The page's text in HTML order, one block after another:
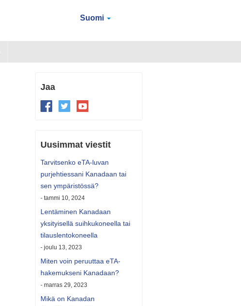
Suomi
Jaa
Uusimmat viestit
Tarvitsenko eTA-luvan
purjehtiessani Kanadaan tai
sen ympäristössä?
- tammi 10, 2024
Lentäminen Kanadaan
yksityisellä suihkukoneella tai
tilauslentokoneella
- joulu 13, 2023
Miten voin peruuttaa eTA-
hakemukseni Kanadaan?
- marras 29, 2023
Mikä on Kanadan